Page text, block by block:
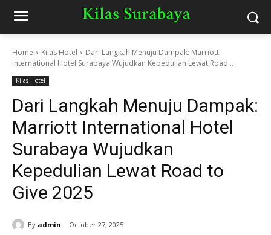
Home Kilas Hotel
Dari Langkah Menuju Dampak: Marriott
International Hotel Surabaya Wujudkan Kepedulian Lewat Road...
Kilas Hotel
Dari Langkah Menuju Dampak:
Marriott International Hotel
Surabaya Wujudkan
Kepedulian Lewat Road to
Give 2025
By admin October 27, 2025